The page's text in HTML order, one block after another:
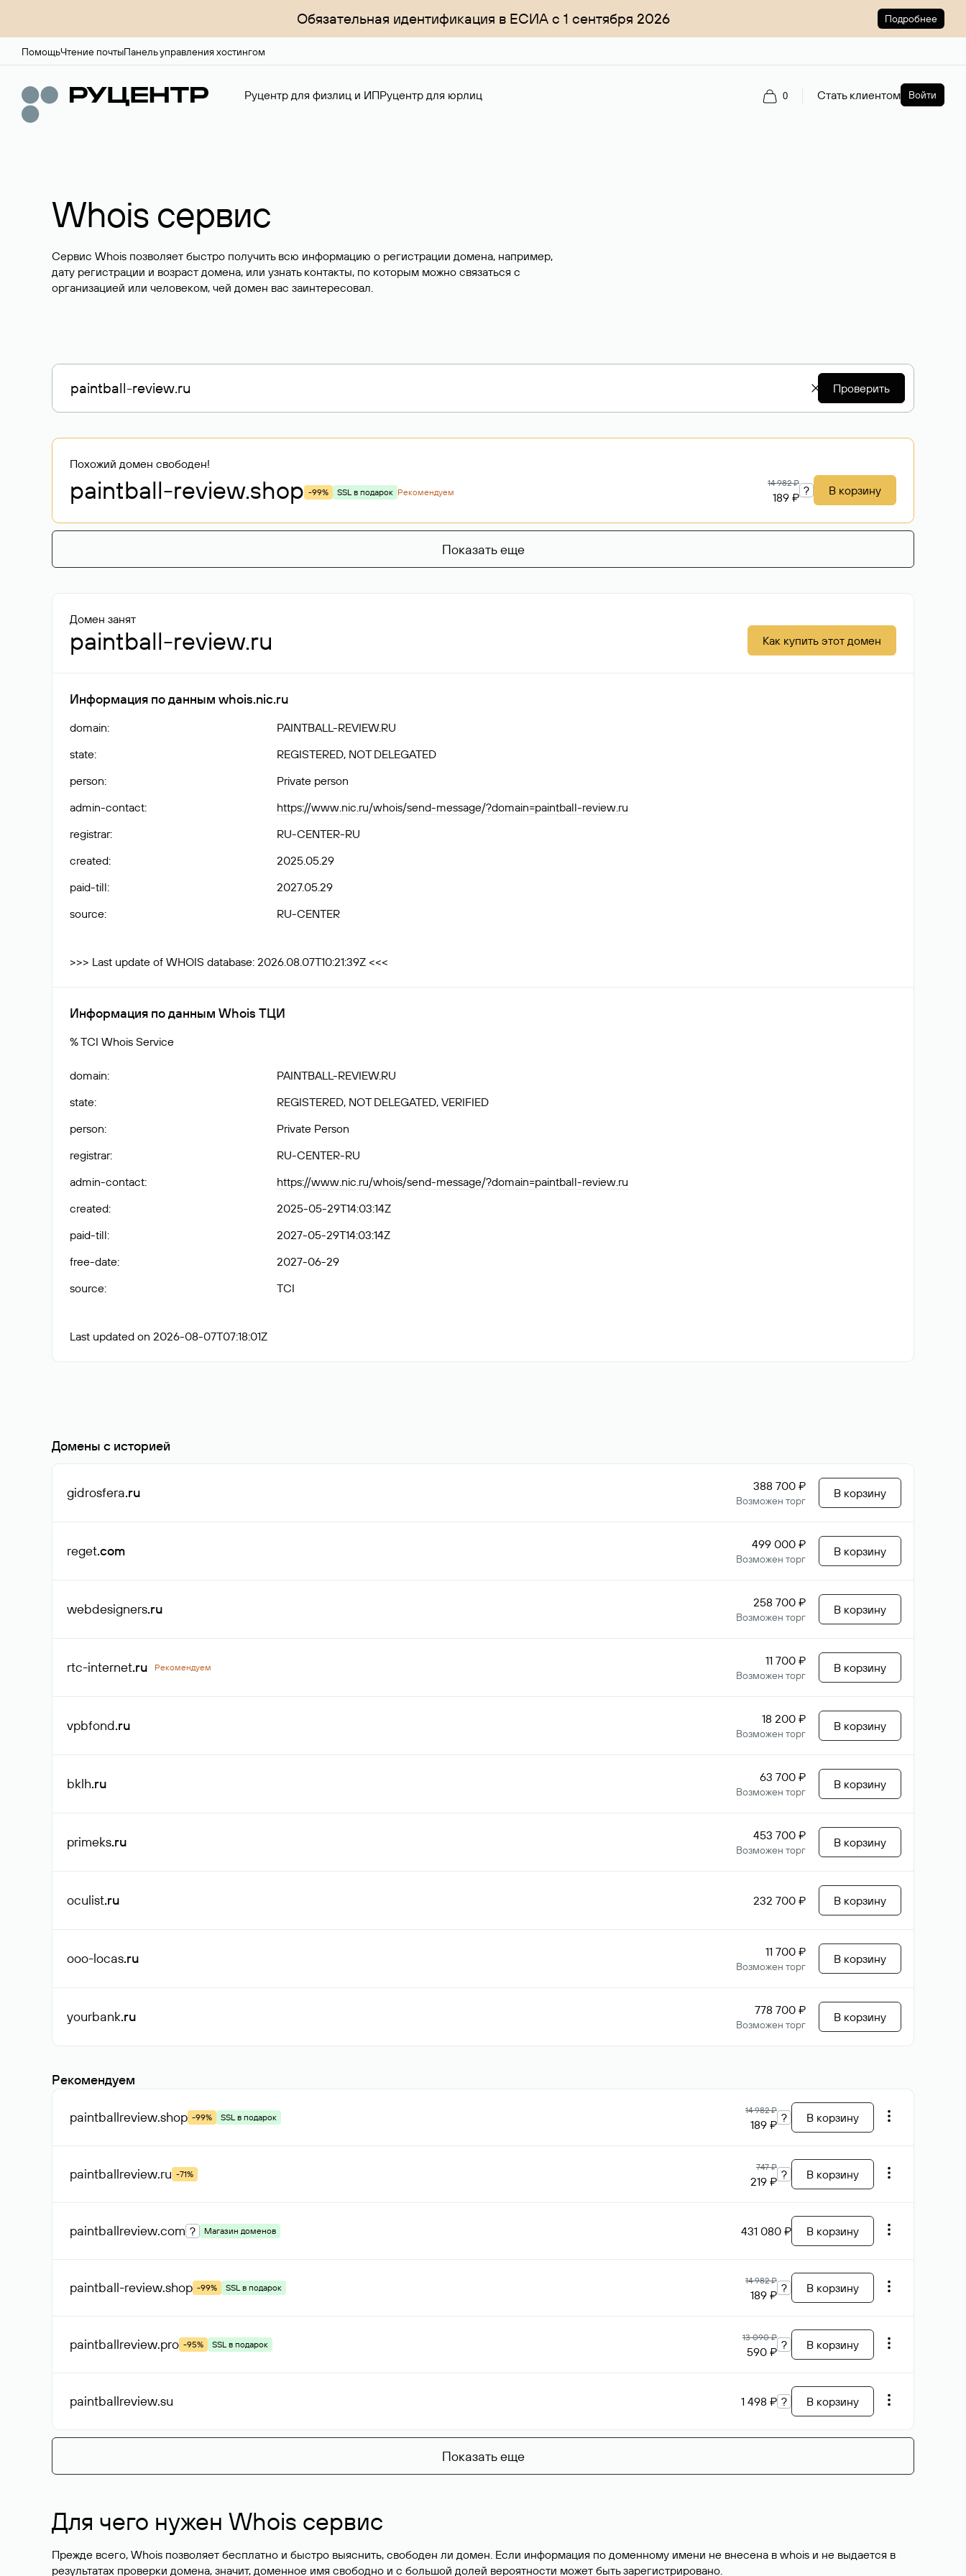
Обязательная идентификация в ЕСИА с 1 сентября 2026 Подробнее
ПомощьЧтение почтыПанель управления хостингом
Руцентр для физлиц и ИПРуцентр для юрлиц 0 Стать клиентом Войти
Whois сервис
Сервис Whois позволяет быстро получить всю информацию о регистрации домена, например,
дату регистрации и возраст домена, или узнать контакты, по которым можно связаться с
организацией или человеком, чей домен вас заинтересовал.
Проверить
Похожий домен свободен!
paintball-review.shop -99% SSL в подарок Рекомендуем
14 982 ₽
189 ₽ ? В корзину
Показать еще
Домен занят
paintball-review.ru Как купить этот домен
Информация по данным whois.nic.ru
domain:
PAINTBALL-REVIEW.RU
state:
REGISTERED, NOT DELEGATED
person:
Private person
admin-contact:
https://www.nic.ru/whois/send-message/?domain=paintball-review.ru
registrar:
RU-CENTER-RU
created:
2025.05.29
paid-till:
2027.05.29
source: RU-CENTER
>>> Last update of WHOIS database: 2026.08.07T10:21:39Z <<<
Информация по данным Whois ТЦИ
% TCI Whois Service
domain:
PAINTBALL-REVIEW.RU
state:
REGISTERED, NOT DELEGATED, VERIFIED
person:
Private Person
registrar:
RU-CENTER-RU
admin-contact:
https://www.nic.ru/whois/send-message/?domain=paintball-review.ru
created:
2025-05-29T14:03:14Z
paid-till:
2027-05-29T14:03:14Z
free-date:
2027-06-29
source: TCI
Last updated on 2026-08-07T07:18:01Z
Домены с историей
gidrosfera.ru 388 700 ₽
Возможен торг
В корзину
reget.com 499 000 ₽
Возможен торг
В корзину
webdesigners.ru 258 700 ₽
Возможен торг
В корзину
rtc-internet.ru Рекомендуем 11 700 ₽
Возможен торг
В корзину
vpbfond.ru 18 200 ₽
Возможен торг
В корзину
bklh.ru 63 700 ₽
Возможен торг
В корзину
primeks.ru 453 700 ₽
Возможен торг
В корзину
oculist.ru 232 700 ₽ В корзину
ooo-locas.ru 11 700 ₽
Возможен торг
В корзину
yourbank.ru 778 700 ₽
Возможен торг
В корзину
Рекомендуем
paintballreview.shop -99% SSL в подарок
14 982 ₽
189 ₽ ? В корзину
paintballreview.ru -71%
747 ₽
219 ₽ ? В корзину
paintballreview.com ? Магазин доменов 431 080 ₽ В корзину
paintball-review.shop -99% SSL в подарок
14 982 ₽
189 ₽ ? В корзину
paintballreview.pro -95% SSL в подарок
13 090 ₽
590 ₽ ? В корзину
paintballreview.su 1 498 ₽ ? В корзину
Показать еще
Для чего нужен Whois сервис
Прежде всего, Whois позволяет бесплатно и быстро выяснить, свободен ли домен. Если информация по доменному имени не внесена в whois и не выдается в
результатах проверки домена, значит, доменное имя свободно и с большой долей вероятности может быть зарегистрировано.